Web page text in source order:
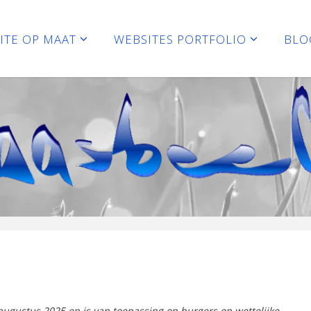
OP MAAT WEBSITES PORTFOLIO